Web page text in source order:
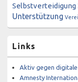
Selbstverteidigung
Unterstützung
Links
Aktiv gegen
Amnesty